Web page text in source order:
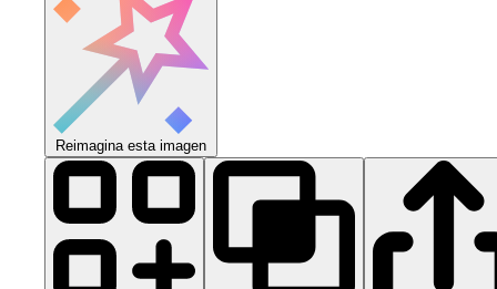
Reimagina esta imagen